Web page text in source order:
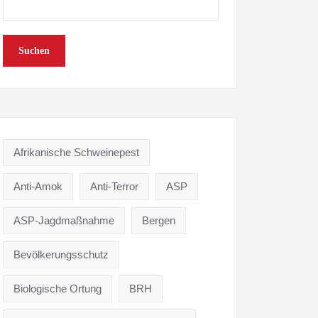
Suchen
Afrikanische Schweinepest
Anti-Amok Anti-Terror ASP
ASP-Jagdmaßnahme Bergen
Bevölkerungsschutz
Biologische Ortung BRH